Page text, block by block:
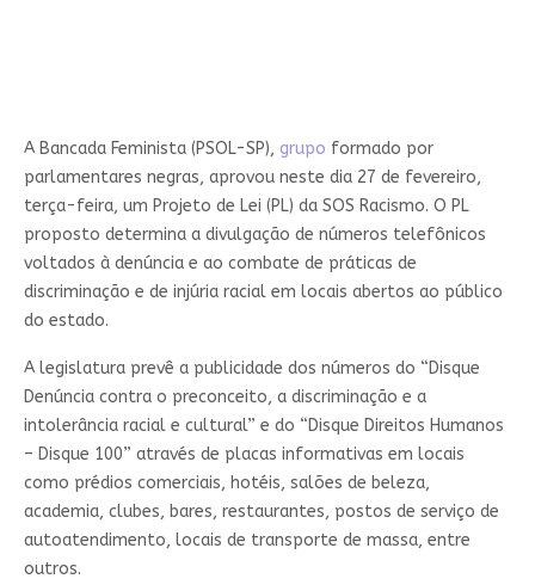
A Bancada Feminista (PSOL-SP), grupo formado por
parlamentares negras, aprovou neste dia 27 de fevereiro,
terça-feira, um Projeto de Lei (PL) da SOS Racismo. O PL
proposto determina a divulgação de números telefônicos
voltados à denúncia e ao combate de práticas de
discriminação e de injúria racial em locais abertos ao público
do estado.
A legislatura prevê a publicidade dos números do “Disque
Denúncia contra o preconceito, a discriminação e a
intolerância racial e cultural” e do “Disque Direitos Humanos
– Disque 100” através de placas informativas em locais
como prédios comerciais, hotéis, salões de beleza,
academia, clubes, bares, restaurantes, postos de serviço de
autoatendimento, locais de transporte de massa, entre
outros.